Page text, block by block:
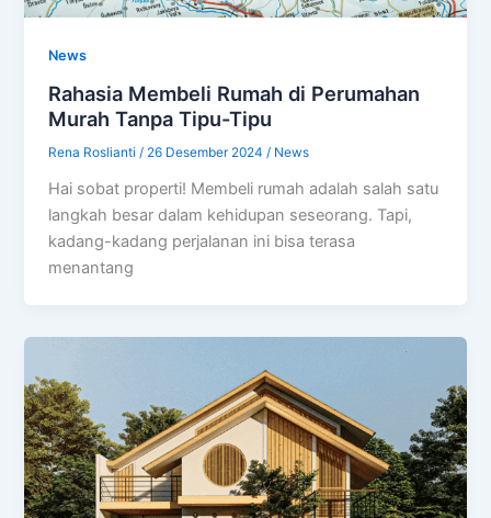
News
Rahasia Membeli Rumah di Perumahan
Murah Tanpa Tipu-Tipu
Rena Roslianti/ 26 Desember 2024/ News
Hai sobat properti! Membeli rumah adalah salah satu
langkah besar dalam kehidupan seseorang. Tapi,
kadang-kadang perjalanan ini bisa terasa
menantang